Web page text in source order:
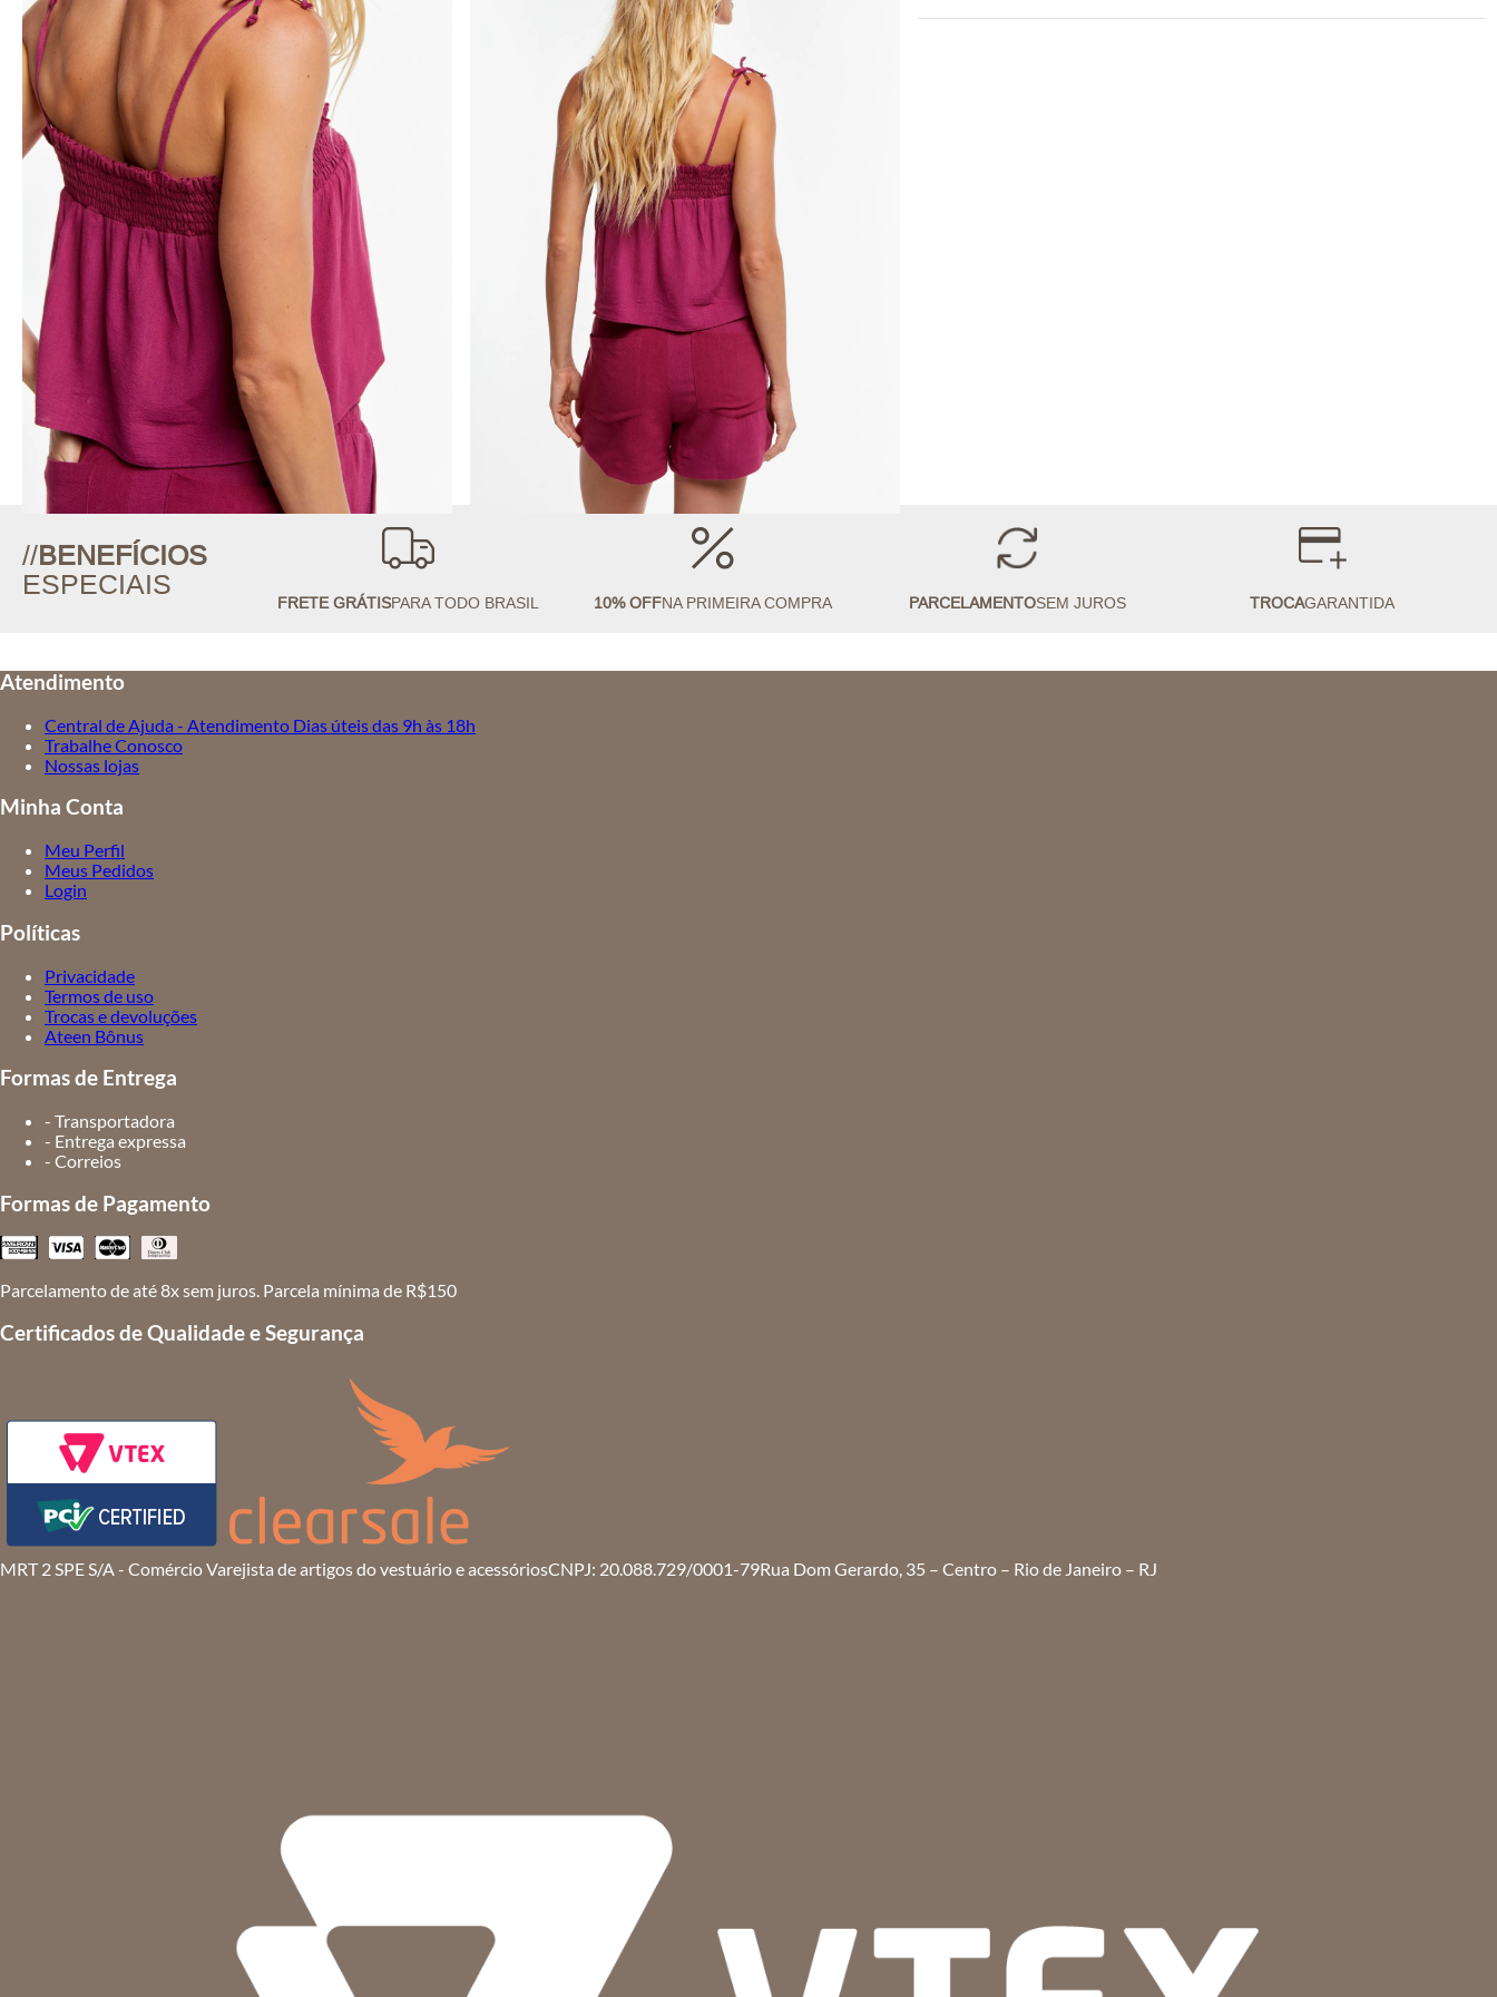
//BENEFÍCIOS
ESPECIAIS
FRETE GRÁTISPARA TODO BRASIL 10% OFFNA PRIMEIRA COMPRA PARCELAMENTOSEM JUROS TROCAGARANTIDA
Atendimento
Central de Ajuda - Atendimento Dias úteis das 9h às 18h
Trabalhe Conosco
Nossas lojas
Minha Conta
Meu Perfil
Meus Pedidos
Login
Políticas
Privacidade
Termos de uso
Trocas e devoluções
Ateen Bônus
Formas de Entrega
- Transportadora
- Entrega expressa
- Correios
Formas de Pagamento
Parcelamento de até 8x sem juros. Parcela mínima de R$150
Certificados de Qualidade e Segurança
MRT 2 SPE S/A - Comércio Varejista de artigos do vestuário e acessóriosCNPJ: 20.088.729/0001-79Rua Dom Gerardo, 35 – Centro – Rio de Janeiro – RJ